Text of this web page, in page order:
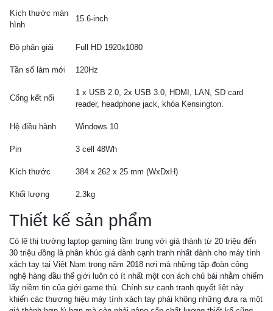
Kích thước màn
hình
15.6-inch
Độ phân giải Full HD 1920x1080
Tần số làm mới 120Hz
Cổng kết nối
1 x USB 2.0, 2x USB 3.0, HDMI, LAN, SD card
reader, headphone jack, khóa Kensington.
Hệ điều hành Windows 10
Pin 3 cell 48Wh
Kích thước 384 x 262 x 25 mm (WxDxH)
Khối lượng 2.3kg
Thiết kế sản phẩm
Có lẽ thị trường laptop gaming tầm trung với giá thành từ 20 triệu đến
30 triệu đồng là phân khúc giá dành cạnh tranh nhất dành cho máy tính
xách tay tại Việt Nam trong năm 2018 nơi mà những tập đoàn công
nghệ hàng đầu thế giới luôn có ít nhất một con ách chủ bài nhằm chiếm
lấy niềm tin của giới game thủ. Chính sự cạnh tranh quyết liệt này
khiến các thương hiệu máy tính xách tay phải không những đưa ra một